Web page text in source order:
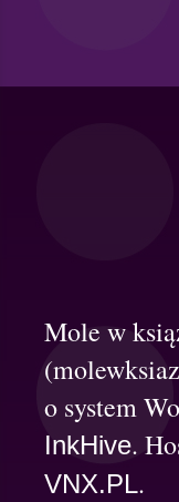
Mole w
o system
InkHive.
VNX.PL.